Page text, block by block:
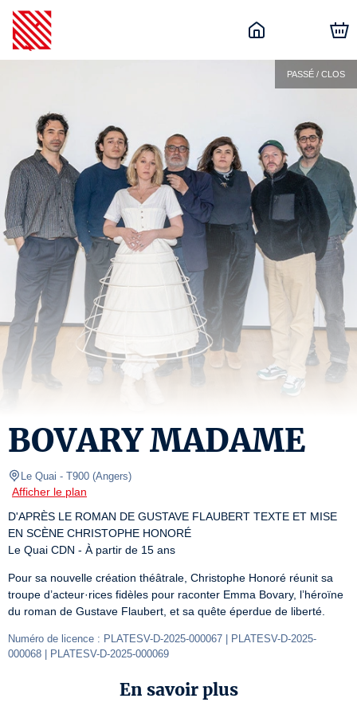
PASSÉ / CLOS
BOVARY MADAME
Le Quai - T900 (Angers)
Afficher le plan
D'APRÈS LE ROMAN DE GUSTAVE FLAUBERT TEXTE ET MISE
EN SCÈNE CHRISTOPHE HONORÉ
Le Quai CDN - À partir de 15 ans
Pour sa nouvelle création théâtrale, Christophe Honoré réunit sa
troupe d’acteur·rices fidèles pour raconter Emma Bovary, l’héroïne
du roman de Gustave Flaubert, et sa quête éperdue de liberté.
Numéro de licence : PLATESV-D-2025-000067 | PLATESV-D-2025-
000068 | PLATESV-D-2025-000069
En savoir plus